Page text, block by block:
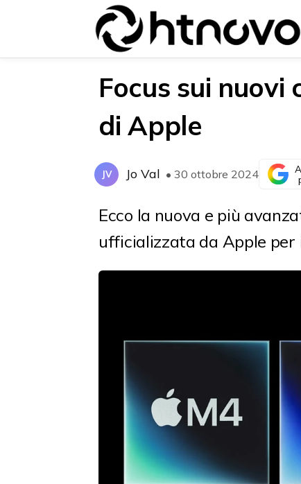
{{POSTS[0].LABEL}}
{{POSTS[0].LABEL}}
Focus sui nuovi
di Apple
JV Jo Val • 30 ottobre 2024
Ecco la nuova e più
ufficializzata da Apple per